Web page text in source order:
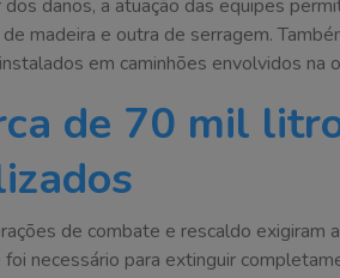
danos, a atuação das equipes
madeira e outra de serragem.
em caminhões envolvidos na
de 70 mil
de combate e rescaldo exigiram
necessário para extinguir